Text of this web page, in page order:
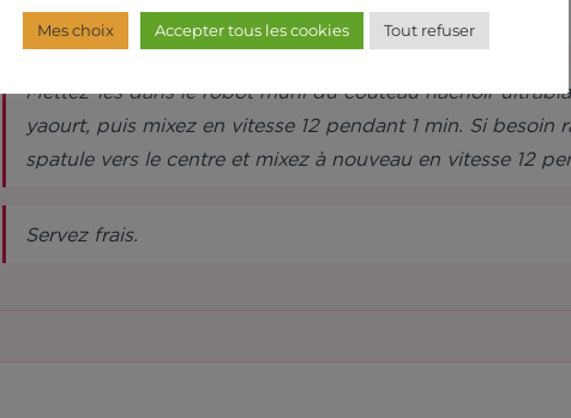
Épluchez la banane et coupez-la en rondelles.
Mettez-les dans le robot muni du couteau hachoir
yaourt, puis mixez en vitesse 12 pendant 1 min. Si
spatule vers le centre et mixez à nouveau en vitesse 12
Servez frais.
Mes choix Accepter tous les cookies Tout refuser